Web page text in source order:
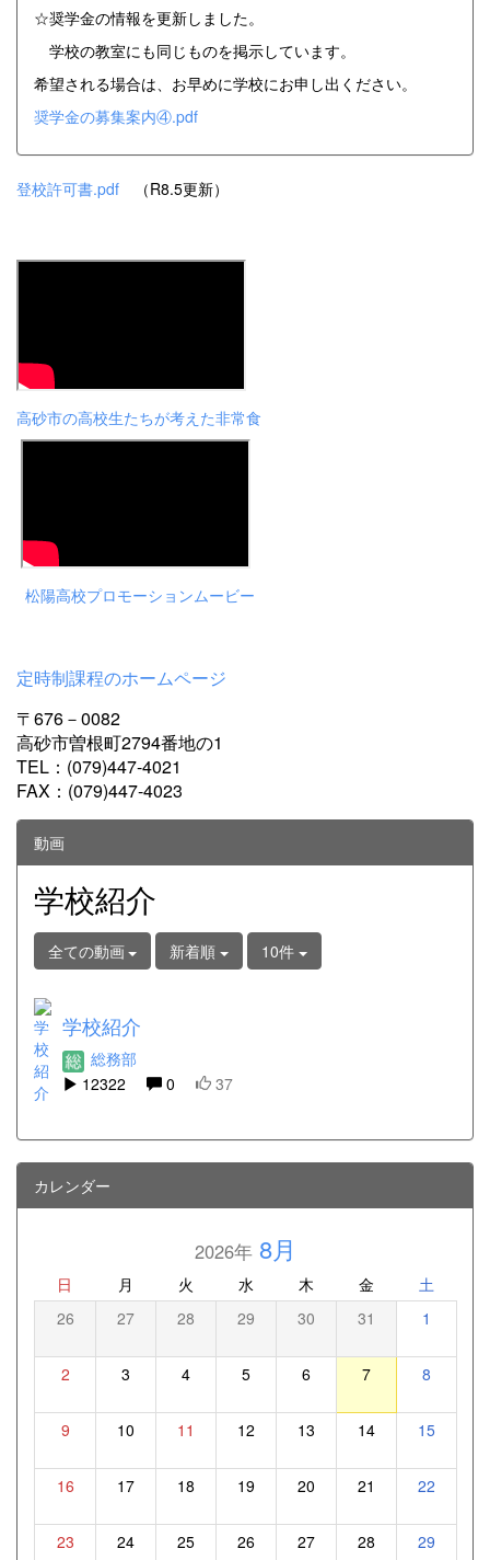
☆奨学金の情報を更新しました。
学校の教室にも同じものを掲示しています。
希望される場合は、お早めに学校にお申し出ください。
奨学金の募集案内④.pdf
登校許可書.pdf （R8.5更新）
高砂市の高校生たちが考えた非常食
松陽高校プロモーションムービー
定時制課程のホームページ
〒676－0082
高砂市曽根町2794番地の1
TEL：(079)447-4021
FAX：(079)447-4023
動画
学校紹介
全ての動画 新着順 10件
学校紹介
総務部
12322
0 37
カレンダー
2026年8月
日 月 火 水 木 金 土
26 27 28 29 30 31 1
2 3 4 5 6 7 8
9 10 11 12 13 14 15
16 17 18 19 20 21 22
23 24 25 26 27 28 29